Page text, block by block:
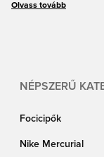
részévé vált. Ezért
Olvass tovább
NÉPSZERŰ
Focicipők
Nike Mercurial